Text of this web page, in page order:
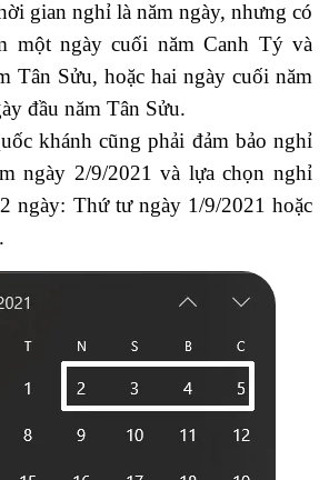
gian nghỉ là năm ngày, nhưng có
một ngày cuối năm Canh Tý và
Tân Sửu, hoặc hai ngày cuối năm
đầu năm Tân Sửu.
khánh cũng phải đảm bảo nghỉ
ngày 2/9/2021 và lựa chọn nghỉ
ngày: Thứ tư ngày 1/9/2021 hoặc